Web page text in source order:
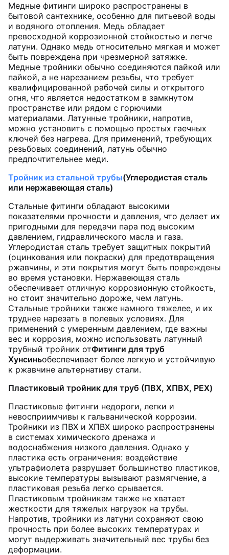
Медные фитинги широко распространены в
бытовой сантехнике, особенно для питьевой воды
и водяного отопления. Медь обладает
превосходной коррозионной стойкостью и легче
латуни. Однако медь относительно мягкая и может
быть повреждена при чрезмерной затяжке.
Медные тройники обычно соединяются пайкой или
пайкой, а не нарезанием резьбы, что требует
квалифицированной рабочей силы и открытого
огня, что является недостатком в замкнутом
пространстве или рядом с горючими
материалами. Латунные тройники, напротив,
можно установить с помощью простых гаечных
ключей без нагрева. Для применений, требующих
резьбовых соединений, латунь обычно
предпочтительнее меди.
Тройник из стальной трубы(Углеродистая сталь
или нержавеющая сталь)
Стальные фитинги обладают высокими
показателями прочности и давления, что делает их
пригодными для передачи пара под высоким
давлением, гидравлического масла и газа.
Углеродистая сталь требует защитных покрытий
(оцинкования или покраски) для предотвращения
ржавчины, и эти покрытия могут быть повреждены
во время установки. Нержавеющая сталь
обеспечивает отличную коррозионную стойкость,
но стоит значительно дороже, чем латунь.
Стальные тройники также намного тяжелее, и их
труднее нарезать в полевых условиях. Для
применений с умеренным давлением, где важны
вес и коррозия, можно использовать латунный
трубный тройник отФитинги для труб
Хунсиньобеспечивает более легкую и устойчивую
к ржавчине альтернативу стали.
Пластиковый тройник для труб (ПВХ, ХПВХ, PEX)
Пластиковые фитинги недороги, легки и
невосприимчивы к гальванической коррозии.
Тройники из ПВХ и ХПВХ широко распространены
в системах химического дренажа и
водоснабжения низкого давления. Однако у
пластика есть ограничения: воздействие
ультрафиолета разрушает большинство пластиков,
высокие температуры вызывают размягчение, а
пластиковая резьба легко срывается.
Пластиковым тройникам также не хватает
жесткости для тяжелых нагрузок на трубы.
Напротив, тройники из латуни сохраняют свою
прочность при более высоких температурах и
могут выдерживать значительный вес трубы без
деформации.